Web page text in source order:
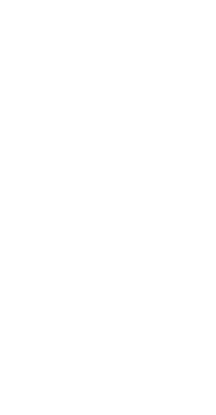
fertigt und